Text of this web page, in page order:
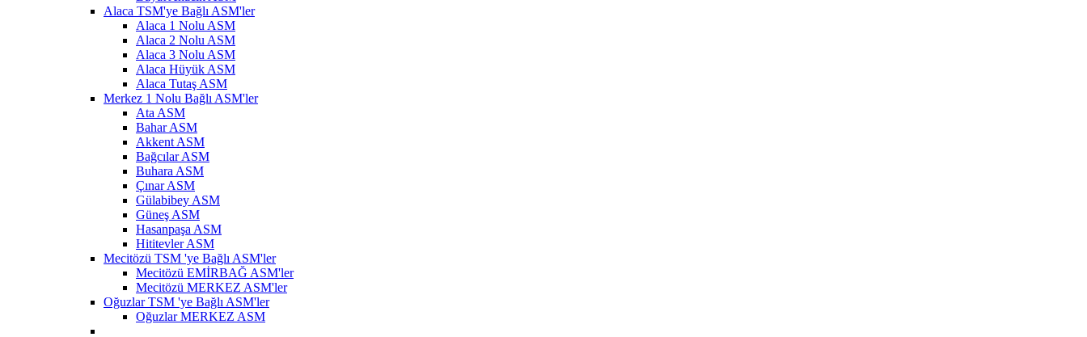
Alaca TSM'ye Bağlı ASM'ler
Alaca 1 Nolu ASM
Alaca 2 Nolu ASM
Alaca 3 Nolu ASM
Alaca Hüyük ASM
Alaca Tutaş ASM
Merkez 1 Nolu Bağlı ASM'ler
Ata ASM
Bahar ASM
Akkent ASM
Bağcılar ASM
Buhara ASM
Çınar ASM
Gülabibey ASM
Güneş ASM
Hasanpaşa ASM
Hititevler ASM
Mecitözü TSM 'ye Bağlı ASM'ler
Mecitözü EMİRBAĞ ASM'ler
Mecitözü MERKEZ ASM'ler
Oğuzlar TSM 'ye Bağlı ASM'ler
Oğuzlar MERKEZ ASM